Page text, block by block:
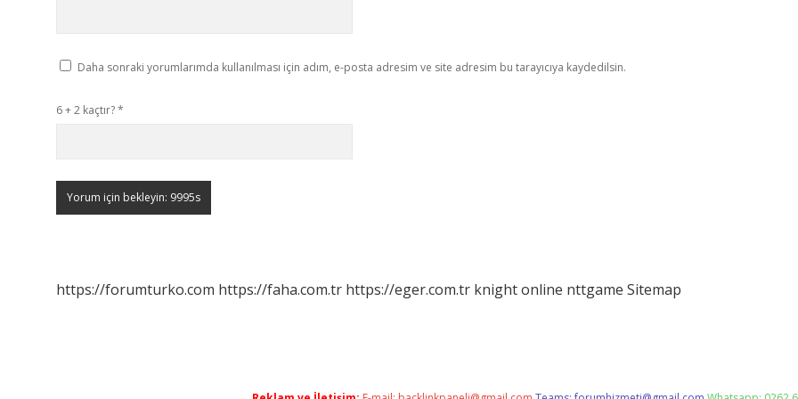
Daha sonraki yorumlarımda kullanılması için adım, e-posta adresim ve site adresim bu tarayıcıya kaydedilsin.
6 + 2 kaçtır?*
https://forumturko.com https://faha.com.tr https://eger.com.tr knight online nttgame Sitemap